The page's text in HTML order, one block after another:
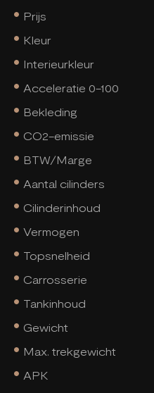
Prijs
Kleur
Interieurkleur
Acceleratie 0-100
Bekleding
CO2-emissie
BTW/Marge
Aantal cilinders
Cilinderinhoud
Vermogen
Topsnelheid
Carrosserie
Tankinhoud
Gewicht
Max. trekgewicht
APK